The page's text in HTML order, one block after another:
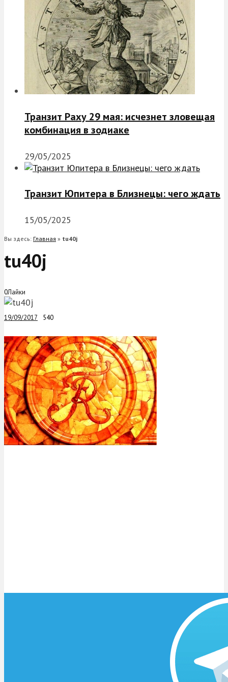
Транзит Раху 29 мая: исчезнет зловещая
комбинация в зодиаке
29/05/2025
Транзит Юпитера в Близнецы: чего ждать
15/05/2025
Вы здесь: Главная » tu40j
tu40j
0Лайки
19/09/2017 540